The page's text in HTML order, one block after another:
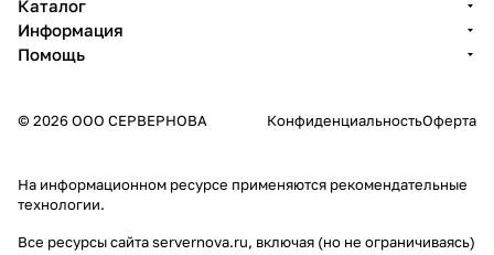
Каталог
Информация
Помощь
© 2026 ООО СЕРВЕРНОВА КонфиденциальностьОферта
На информационном ресурсе применяются рекомендательные
технологии.
Все ресурсы сайта servernova.ru, включая (но не ограничиваясь)